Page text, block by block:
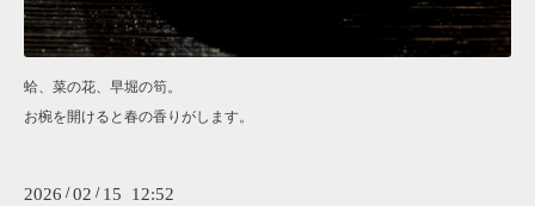
蛤、菜の花、早堀の筍。
お椀を開けると春の香りがします。
2026 /02 / 15 12:52